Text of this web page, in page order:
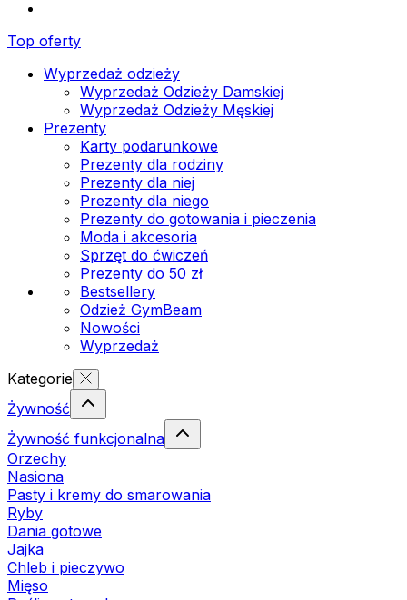
Top oferty
Wyprzedaż odzieży
Wyprzedaż Odzieży Damskiej
Wyprzedaż Odzieży Męskiej
Prezenty
Karty podarunkowe
Prezenty dla rodziny
Prezenty dla niej
Prezenty dla niego
Prezenty do gotowania i pieczenia
Moda i akcesoria
Sprzęt do ćwiczeń
Prezenty do 50 zł
Bestsellery
Odzież GymBeam
Nowości
Wyprzedaż
Kategorie
Żywność
Żywność funkcjonalna
Orzechy
Nasiona
Pasty i kremy do smarowania
Ryby
Dania gotowe
Jajka
Chleb i pieczywo
Mięso